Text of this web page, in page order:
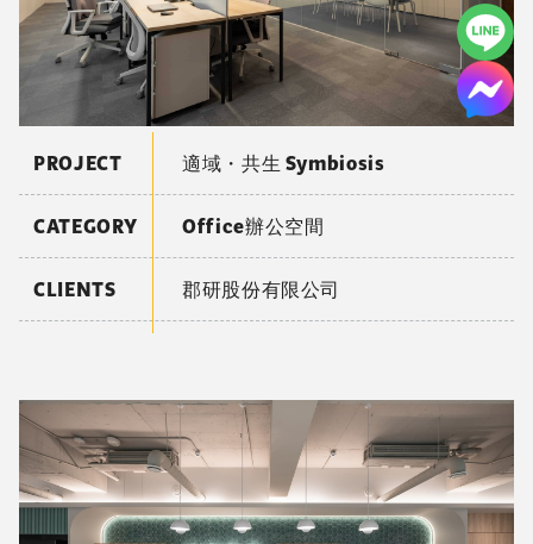
PROJECT 適域・共生 Symbiosis
CATEGORY Office辦公空間
CLIENTS 郡研股份有限公司